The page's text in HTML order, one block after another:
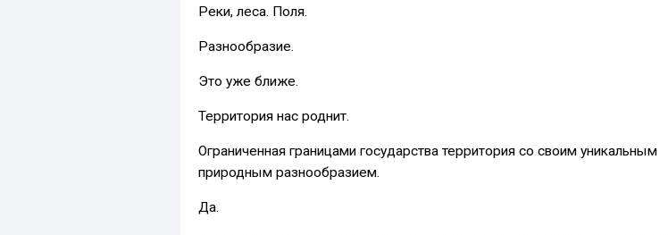
Реки, леса. Поля.
Разнообразие.
Это уже ближе.
Территория нас роднит.
Ограниченная границами государства территория со своим уникальным
природным разнообразием.
Да.